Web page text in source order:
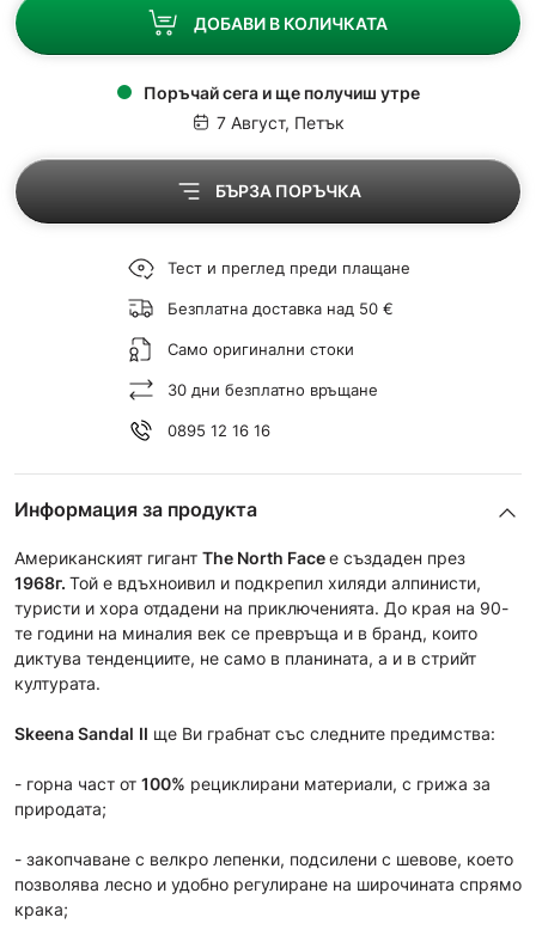
ДОБАВИ В КОЛИЧКАТА
Поръчай сега и ще получиш утре
7 Август, Петък
БЪРЗА ПОРЪЧКА
Тест и преглед преди плащане
Безплатна доставка над 50 €
Само оригинални стоки
30 дни безплатно връщане
0895 12 16 16
Информация за продукта
Американският гигант The North Faceе създаден през
1968г. Той е вдъхноивил и подкрепил хиляди алпинисти,
туристи и хора отдадени на приключенията. До края на 90-
те години на миналия век се превръща и в бранд, които
диктува тенденциите, не само в планината, а и в стрийт
културата.
Skeena Sandal II ще Ви грабнат със следните предимства:
- горна част от 100% рециклирани материали, с грижа за
природата;
- закопчаване с велкро лепенки, подсилени с шевове, което
позволява лесно и удобно регулиране на широчината спрямо
крака;